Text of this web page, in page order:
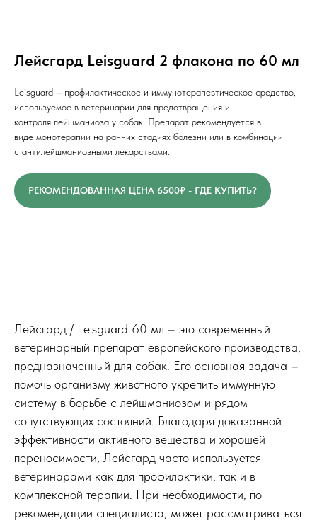
Лейсгард Leisguard 2 флакона по 60 мл
Leisguard – профилактическое и иммунотерапевтическое средство,
используемое в ветеринарии для предотвращения и
контроля лейшманиоза у собак. Препарат рекомендуется в
виде монотерапии на ранних стадиях болезни или в комбинации
с антилейшманиозными лекарствами.
РЕКОМЕНДОВАННАЯ ЦЕНА 6500₽ - ГДЕ КУПИТЬ?
Лейсгард / Leisguard 60 мл – это современный
ветеринарный препарат европейского производства,
предназначенный для собак. Его основная задача –
помочь организму животного укрепить иммунную
систему в борьбе с лейшманиозом и рядом
сопутствующих состояний. Благодаря доказанной
эффективности активного вещества и хорошей
переносимости, Лейсгард часто используется
ветеринарами как для профилактики, так и в
комплексной терапии. При необходимости, по
рекомендации специалиста, может рассматриваться